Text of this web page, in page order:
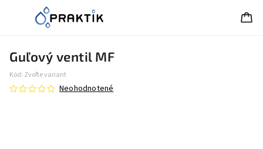
Guľový ventil MF
Kód: Zvoľte variant
Neohodnotené